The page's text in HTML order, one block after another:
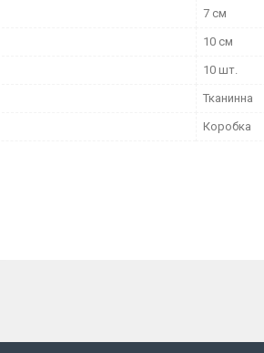
7 см
10 см
10 шт.
Тканинна
Коробка